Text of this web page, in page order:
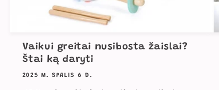
Vaikui greitai nusibosta žaislai?
Štai ką daryti
2025 M. SPALIS 6 D.